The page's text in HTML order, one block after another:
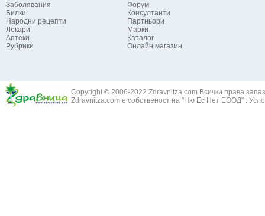
Заболявания
Билки
Народни рецепти
Лекари
Аптеки
Рубрики
Форум
Консултанти
Партньори
Марки
Каталог
Онлайн магазин
Copyright © 2006-2022 Zdravnitza.com Всички права
Zdravnitza.com е собственост на "Ню Ес Нет ЕООД" :